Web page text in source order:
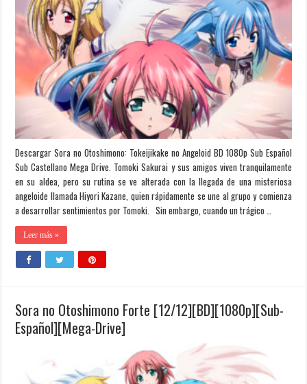
Descargar Sora no Otoshimono: Tokeijikake no Angeloid BD 1080p Sub Español
Sub Castellano Mega Drive. Tomoki Sakurai y sus amigos viven tranquilamente
en su aldea, pero su rutina se ve alterada con la llegada de una misteriosa
angeloide llamada Hiyori Kazane, quien rápidamente se une al grupo y comienza
a desarrollar sentimientos por Tomoki. Sin embargo, cuando un trágico …
Leer más »
Sora no Otoshimono Forte [12/12][BD][1080p][Sub-
Español][Mega-Drive]